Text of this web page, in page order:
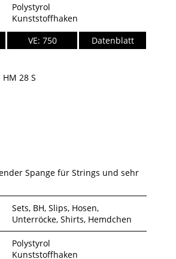
Polystyrol
Kunststoffhaken
VE: 750 Datenblatt
Spange für Strings und sehr
Sets, BH, Slips, Hosen,
Unterröcke, Shirts, Hemdchen
Polystyrol
Kunststoffhaken